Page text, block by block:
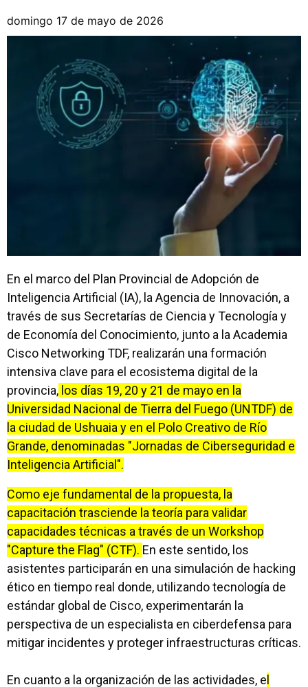
domingo 17 de mayo de 2026
En el marco del Plan Provincial de Adopción de
Inteligencia Artificial (IA), la Agencia de Innovación, a
través de sus Secretarías de Ciencia y Tecnología y
de Economía del Conocimiento, junto a la Academia
Cisco Networking TDF, realizarán una formación
intensiva clave para el ecosistema digital de la
provincia, los días 19, 20 y 21 de mayo en la
Universidad Nacional de Tierra del Fuego (UNTDF) de
la ciudad de Ushuaia y en el Polo Creativo de Río
Grande, denominadas "Jornadas de Ciberseguridad e
Inteligencia Artificial".
Como eje fundamental de la propuesta, la
capacitación trasciende la teoría para validar
capacidades técnicas a través de un Workshop
"Capture the Flag" (CTF). En este sentido, los
asistentes participarán en una simulación de hacking
ético en tiempo real donde, utilizando tecnología de
estándar global de Cisco, experimentarán la
perspectiva de un especialista en ciberdefensa para
mitigar incidentes y proteger infraestructuras críticas.
En cuanto a la organización de las actividades, e